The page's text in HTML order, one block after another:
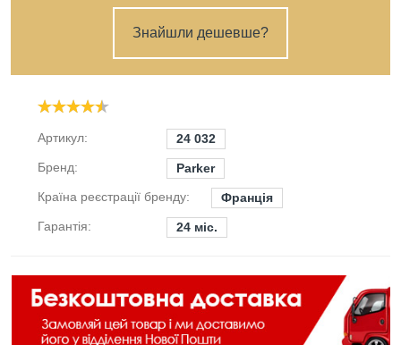
Знайшли дешевше?
Артикул:
24 032
Бренд:
Parker
Країна реєстрації бренду:
Франція
Гарантія:
24 міс.